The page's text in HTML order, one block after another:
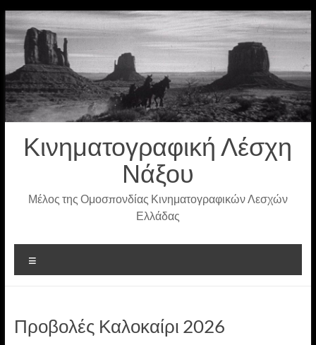
Μετάβαση
στο
περιεχόμενο
Κινηματογραφική Λέσχη
Νάξου
Μέλος της Ομοσπονδίας Κινηματογραφικών Λεσχών
Ελλάδας
Προβολές Καλοκαίρι 2026